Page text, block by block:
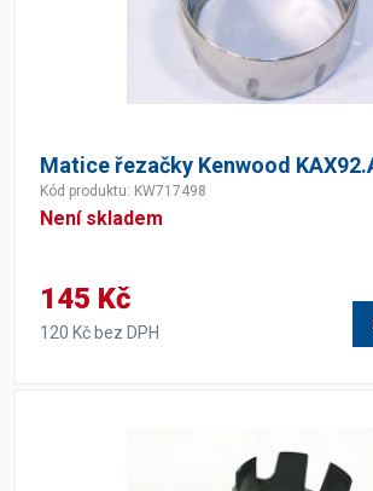
Matice řezačky Kenwood
Kód produktu: KW717498
Není skladem
145 Kč
120 Kč bez DPH